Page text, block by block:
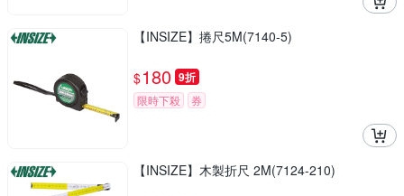
【INSIZE】捲尺5M(7140-5)
$180 9折
限時下殺 券
【INSIZE】木製折尺 2M(7124-210)